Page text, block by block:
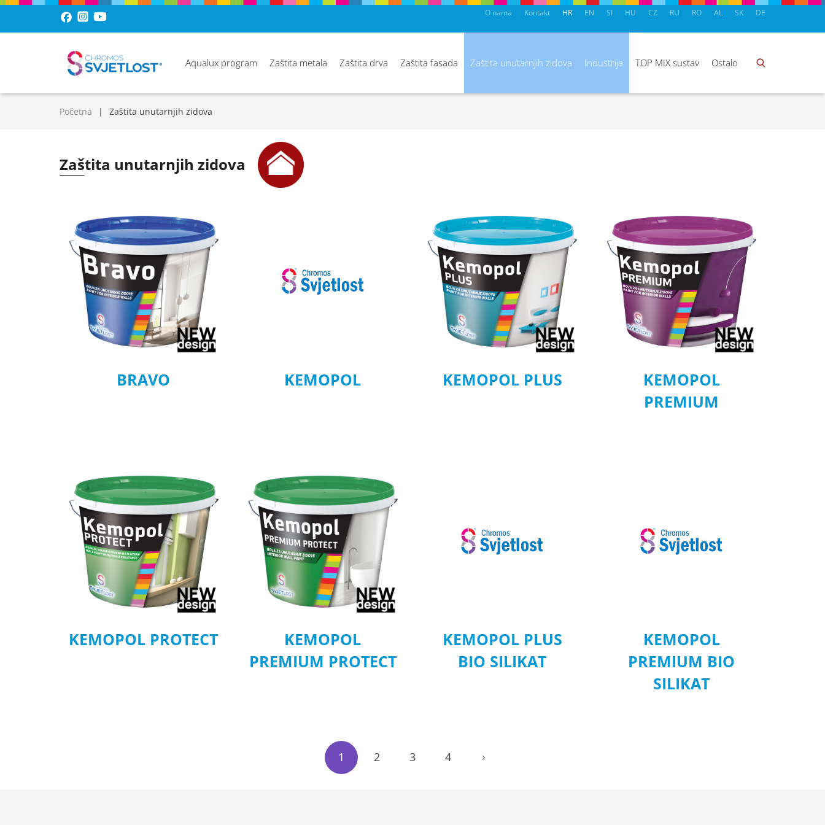
HR EN SI HU CZ RU RO AL SK DE
O nama Kontakt
Aqualux program Zaštita metala Zaštita drva Zaštita fasada Zaštita unutarnjih zidova Industrija TOP MIX sustav Ostalo
Početna Zaštita unutarnjih zidova
Zaštita unutarnjih zidova
BRAVO KEMOPOL KEMOPOL PLUS
KEMOPOL
PREMIUM
KEMOPOL PROTECT
KEMOPOL
PREMIUM PROTECT
KEMOPOL PLUS
BIO SILIKAT
KEMOPOL
PREMIUM BIO
SILIKAT
1 2 3 4